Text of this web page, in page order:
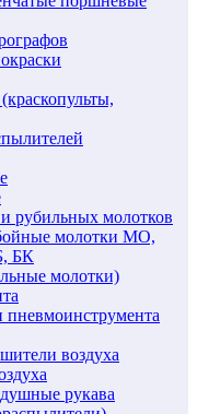
рубильных молотков
молотки МО,
БК
молотки)
пневмоинструмента
воздуха
рукава